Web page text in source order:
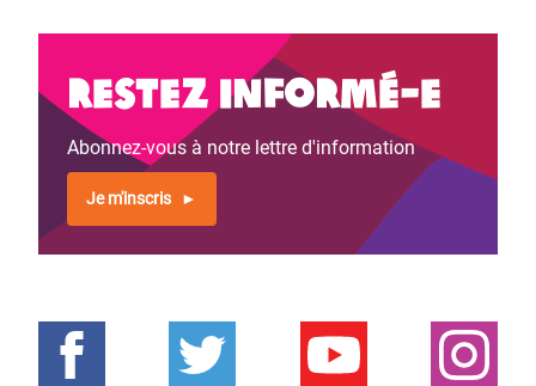
Restez informé-e
Abonnez-vous à notre lettre d'information
Je m'inscris